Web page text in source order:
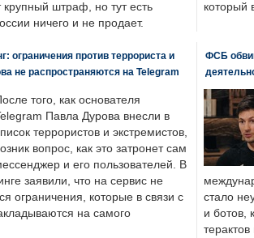
крупный штраф, но тут есть
ничего и не продает.
который
ограничения против террориста и
не распространяются на Telegram
того, как основателя
Павла Дурова внесли в
террористов и экстремистов,
вопрос, как это затронет сам
и его пользователей. В
заявили, что на сервис не
ограничения, которые в связи с
на самого
ФСБ
стало
и ботов,